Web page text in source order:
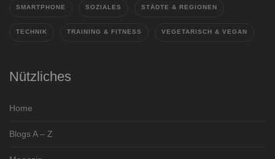
SMARTPHONE SOZIALES STÄDTE & REGIONEN
TECHNIK TRAINING & FITNESS VEGETARISCH & VEGAN
Nützliches
Home
Blogs A – Z